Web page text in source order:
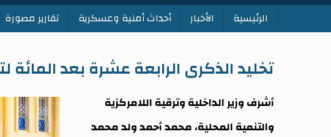
Main
navigation
الرئيسية الأخبار أحداث أمنية وعسكرية تقارير مصورة
تخليد الذكرى الرابعة عشرة بعد
أشرف وزير الداخلية وترقية اللامركزية
والتنمية المحلية، محمد أحمد ولد محمد